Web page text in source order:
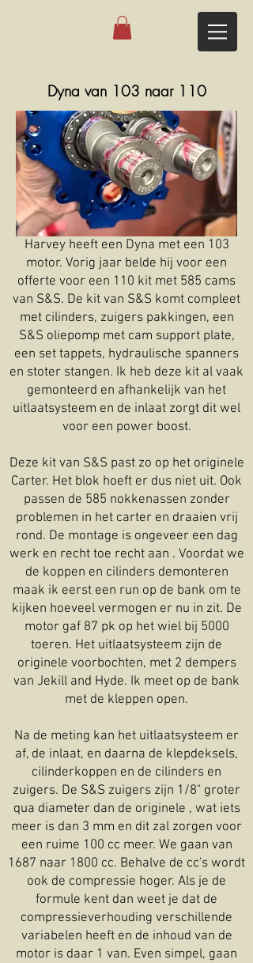
Dyna van 103 naar 110
Harvey heeft een Dyna met een 103
motor. Vorig jaar belde hij voor een
offerte voor een 110 kit met 585 cams
van S&S. De kit van S&S komt compleet
met cilinders, zuigers pakkingen, een
S&S oliepomp met cam support plate,
een set tappets, hydraulische spanners
en stoter stangen. Ik heb deze kit al vaak
gemonteerd en afhankelijk van het
uitlaatsysteem en de inlaat zorgt dit wel
voor een power boost.
Deze kit van S&S past zo op het originele
Carter. Het blok hoeft er dus niet uit. Ook
passen de 585 nokkenassen zonder
problemen in het carter en draaien vrij
rond. De montage is ongeveer een dag
werk en recht toe recht aan . Voordat we
de koppen en cilinders demonteren
maak ik eerst een run op de bank om te
kijken hoeveel vermogen er nu in zit. De
motor gaf 87 pk op het wiel bij 5000
toeren. Het uitlaatsysteem zijn de
originele voorbochten, met 2 dempers
van Jekill and Hyde. Ik meet op de bank
met de kleppen open.
Na de meting kan het uitlaatsysteem er
af, de inlaat, en daarna de klepdeksels,
cilinderkoppen en de cilinders en
zuigers. De S&S zuigers zijn 1/8" groter
qua diameter dan de originele , wat iets
meer is dan 3 mm en dit zal zorgen voor
een ruime 100 cc meer. We gaan van
1687 naar 1800 cc. Behalve de cc's wordt
ook de compressie hoger. Als je de
formule kent dan weet je dat de
compressieverhouding verschillende
variabelen heeft en de inhoud van de
motor is daar 1 van. Even simpel, gaan